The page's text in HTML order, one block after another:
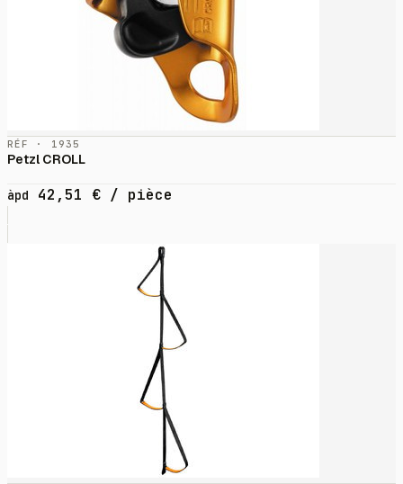
RÉF · 1935
Petzl CROLL
àpd 42,51 € / pièce